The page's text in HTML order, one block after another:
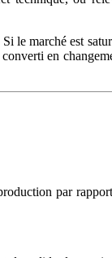
le marché est
en
par